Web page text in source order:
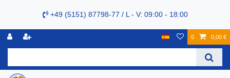
+49 (5151) 87798-77 / L - V: 09:00 - 18:00
0 0,00 €